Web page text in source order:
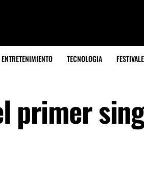
ENTRETENIMIENTO TECNOLOGIA
primer